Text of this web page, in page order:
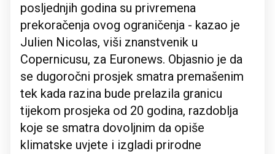
posljednjih godina su privremena
prekoračenja ovog ograničenja - kazao je
Julien Nicolas, viši znanstvenik u
Copernicusu, za Euronews. Objasnio je da
se dugoročni prosjek smatra premašenim
tek kada razina bude prelazila granicu
tijekom prosjeka od 20 godina, razdoblja
koje se smatra dovoljnim da opiše
klimatske uvjete i izgladi prirodne